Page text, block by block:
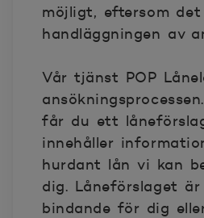
möjligt, eftersom
handläggningen av
Vår tjänst POP
får du ett
innehåller
hurdant lån vi kan
dig. Låneförslaget
bindande för dig